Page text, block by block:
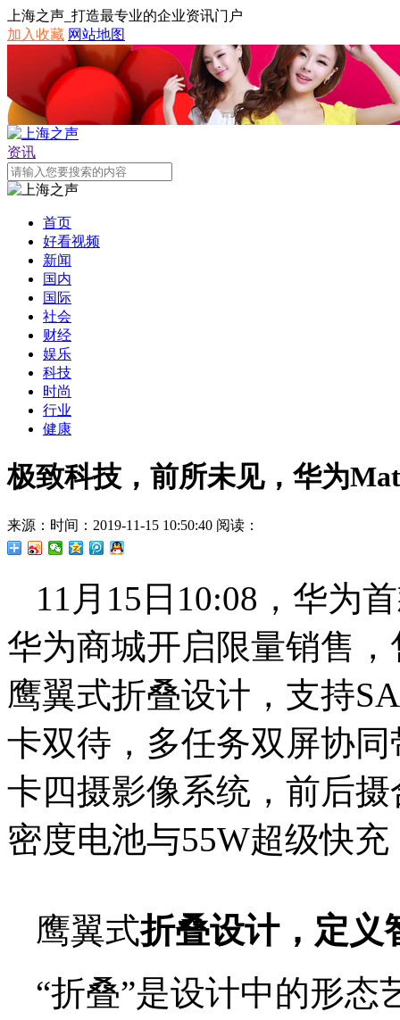
上海之声_打造最专业的企业资讯门户
加入收藏 网站地图
资讯
首页
好看视频
新闻
国内
国际
社会
财经
娱乐
科技
时尚
行业
健康
极致科技，前所未见，华为
来源： 时间：2019-11-15 10:50:40 阅读：
11月15日10:08，华为
华为商城开启限量销售
鹰翼式折叠设计，支持
卡双待，多任务双屏协
卡四摄影像系统，前后
密度电池与55W超级快
鹰翼式折叠设计，定义
“折叠”是设计中的形